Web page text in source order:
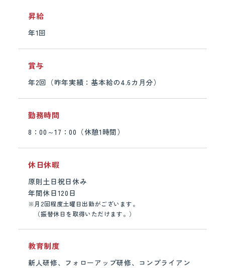
昇給
年1回
賞与
年2回（昨年実績：基本給の4.6カ月分）
勤務時間
8：00～17：00（休憩1時間）
休日休暇
原則土日祝日休み
年間休日120日
※月2回程度土曜日出勤がございます。
（振替休日を取得いただけます。）
教育制度
新人研修、フォローアップ研修、コンプライアン